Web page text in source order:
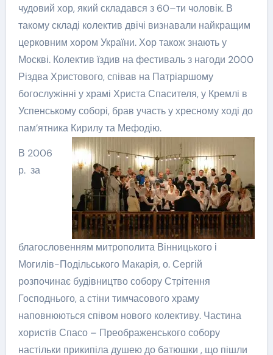
чудовий хор, який складався з 60–ти чоловік. В
такому складі колектив двічі визнавали найкращим
церковним хором України. Хор також знають у
Москві. Колектив їздив на фестиваль з нагоди 2000
Різдва Христового, співав на Патріаршому
богослужінні у храмі Христа Спасителя, у Кремлі в
Успенському соборі, брав участь у хресному ході до
пам’ятника Кирилу та Мефодію.
В 2006
р. за
благословенням митрополита Вінницького і
Могилів-Подільського Макарія, о. Сергій
розпочинає будівництво собору Стрітення
Господнього, а стіни тимчасового храму
наповнюються співом нового колективу. Частина
хористів Спасо – Преображенського собору
настільки прикипіла душею до батюшки , що пішли